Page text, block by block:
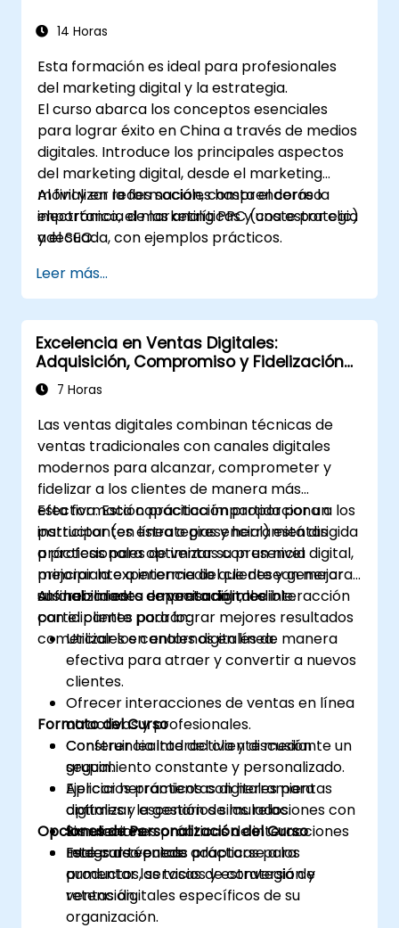
Administrar el escucha social en línea
(social listening).
Utilizar la IA para hacer que la realización
de auditorías de rutina sea más eficiente.
el posicionamiento orgánico en buscadores
comprenderán la importancia de las
analíticas y la planificación estratégica,
complementada con ejemplos prácticos.
14 Horas
Esta formación es ideal para profesionales
del marketing digital y la estrategia.
El curso abarca los conceptos esenciales
para lograr éxito en China a través de medios
digitales. Introduce los principales aspectos
del marketing digital, desde el marketing
móvil y en redes sociales hasta el correo
electrónico, el marketing PPC (coste por clic)
y el SEO.
Al finalizar la formación, comprenderás la
importancia de las analíticas y una estrategia
adecuada, con ejemplos prácticos.
Leer más...
Excelencia en Ventas Digitales:
Adquisición, Compromiso y Fidelización
de Clientes
7 Horas
Las ventas digitales combinan técnicas de
ventas tradicionales con canales digitales
modernos para alcanzar, comprometer y
fidelizar a los clientes de manera más
efectiva. Esta capacitación proporciona a los
participantes estrategias y herramientas
prácticas para optimizar su presencia digital,
mejorar la experiencia del cliente y generar
un crecimiento empresarial medible.
Esta formación práctica impartida por un
instructor (en línea o presencial) está dirigida
a profesionales de ventas con un nivel
principiante a intermedio que desean mejorar
sus habilidades de venta digital e interacción
con el cliente para lograr mejores resultados
comerciales en entornos en línea.
Al finalizar esta capacitación, los
participantes podrán:
Utilizar los canales digitales de manera
efectiva para atraer y convertir a nuevos
clientes.
Ofrecer interacciones de ventas en línea
atractivas y profesionales.
Construir lealtad del cliente mediante un
seguimiento constante y personalizado.
Aplicar herramientas digitales para
optimizar la gestión de las relaciones con
los clientes.
Integrar técnicas prácticas para
aumentar las tasas de conversión y
retención.
Formato del Curso
Conferencia interactiva y discusión
grupal.
Ejercicios prácticos con herramientas
digitales y escenarios simulados.
Simulaciones prácticas de interacciones
reales de ventas.
Opciones de Personalización del Curso
Este curso puede adaptarse a los
productos, servicios y estrategia de
ventas digitales específicos de su
organización.